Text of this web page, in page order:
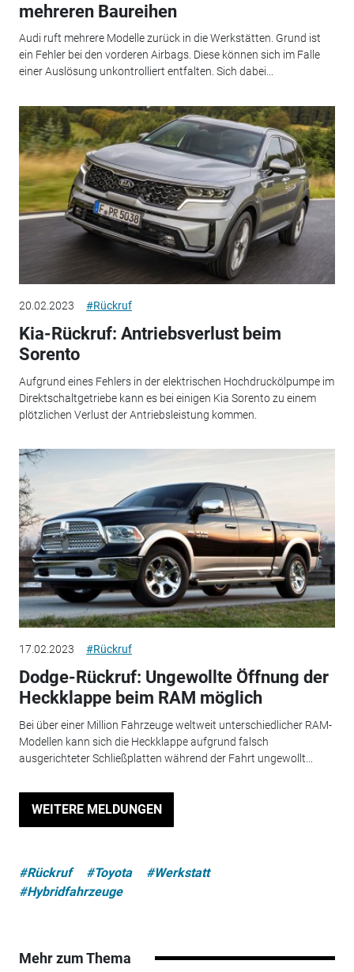
mehreren Baureihen
Audi ruft mehrere Modelle zurück in die Werkstätten. Grund ist
ein Fehler bei den vorderen Airbags. Diese können sich im Falle
einer Auslösung unkontrolliert entfalten. Sich dabei...
20.02.2023 #Rückruf
Kia-Rückruf: Antriebsverlust beim
Sorento
Aufgrund eines Fehlers in der elektrischen Hochdruckölpumpe im
Direktschaltgetriebe kann es bei einigen Kia Sorento zu einem
plötzlichen Verlust der Antriebsleistung kommen.
17.02.2023 #Rückruf
Dodge-Rückruf: Ungewollte Öffnung der
Heckklappe beim RAM möglich
Bei über einer Million Fahrzeuge weltweit unterschiedlicher RAM-
Modellen kann sich die Heckklappe aufgrund falsch
ausgerichteter Schließplatten während der Fahrt ungewollt...
WEITERE MELDUNGEN
#Rückruf #Toyota
#Werkstatt
#Hybridfahrzeuge
Mehr zum Thema